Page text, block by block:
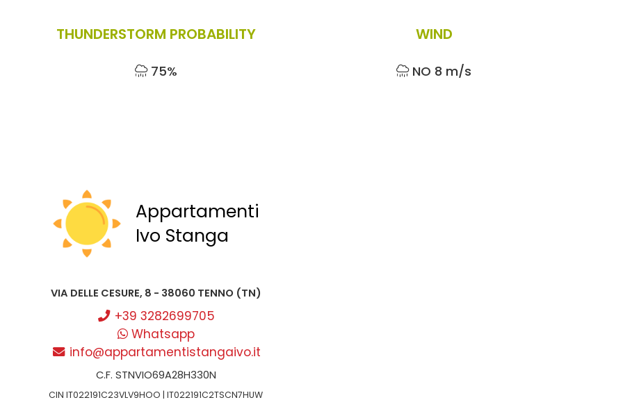
THUNDERSTORM PROBABILITY
75%
WIND
NO 8 m/s
Appartamenti
Ivo Stanga
VIA DELLE CESURE, 8 - 38060 TENNO (TN)
+39 3282699705
Whatsapp
info@appartamentistangaivo.it
C.F. STNVIO69A28H330N
CIN IT022191C23VLV9HOO | IT022191C2TSCN7HUW